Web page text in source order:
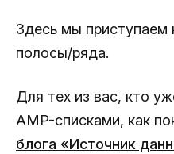
Здесь мы приступаем
полосы/ряда.
Для тех из вас, кто
AMP-списками, как
блога «Источник